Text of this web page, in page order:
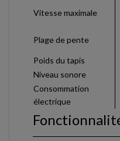
Vitesse maximale
Plage de pente
Poids du tapis
Niveau sonore
Consommation
électrique